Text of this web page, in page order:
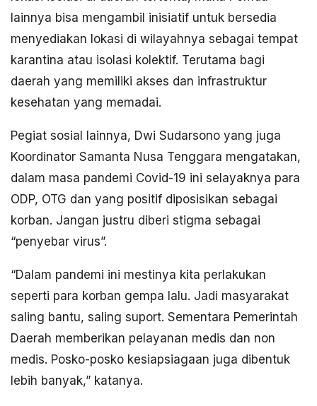
lainnya bisa mengambil inisiatif untuk bersedia
menyediakan lokasi di wilayahnya sebagai tempat
karantina atau isolasi kolektif. Terutama bagi
daerah yang memiliki akses dan infrastruktur
kesehatan yang memadai.
Pegiat sosial lainnya, Dwi Sudarsono yang juga
Koordinator Samanta Nusa Tenggara mengatakan,
dalam masa pandemi Covid-19 ini selayaknya para
ODP, OTG dan yang positif diposisikan sebagai
korban. Jangan justru diberi stigma sebagai
“penyebar virus”.
“Dalam pandemi ini mestinya kita perlakukan
seperti para korban gempa lalu. Jadi masyarakat
saling bantu, saling suport. Sementara Pemerintah
Daerah memberikan pelayanan medis dan non
medis. Posko-posko kesiapsiagaan juga dibentuk
lebih banyak,” katanya.